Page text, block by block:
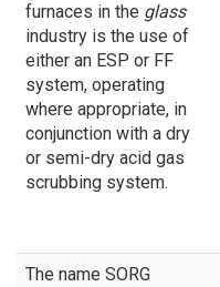
furnaces in the glass
industry is the use of
either an ESP or FF
system, operating
where appropriate, in
conjunction with a dry
or semi-dry acid gas
scrubbing system.
The name SORG